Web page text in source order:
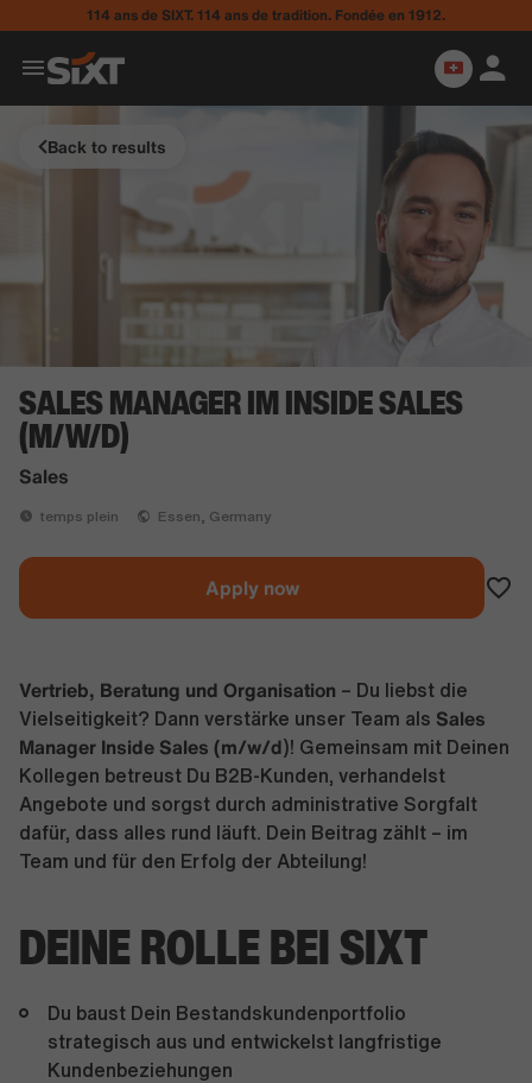
114 ans de SIXT. 114 ans de tradition. Fondée en 1912.
Back to results
SALES MANAGER IM INSIDE SALES
(M/W/D)
Sales
temps plein Essen, Germany
Apply now
Vertrieb, Beratung und Organisation – Du liebst die
Vielseitigkeit? Dann verstärke unser Team als Sales
Manager Inside Sales (m/w/d)! Gemeinsam mit Deinen
Kollegen betreust Du B2B-Kunden, verhandelst
Angebote und sorgst durch administrative Sorgfalt
dafür, dass alles rund läuft. Dein Beitrag zählt – im
Team und für den Erfolg der Abteilung!
DEINE ROLLE BEI SIXT
Du baust Dein Bestandskundenportfolio
strategisch aus und entwickelst langfristige
Kundenbeziehungen